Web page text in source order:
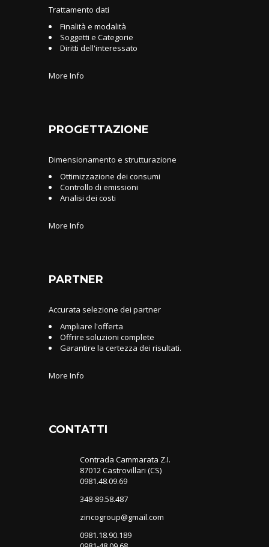
Trattamento dati
Finalità e modalità
Soggetti e Categorie
Diritti dell'interessato
More Info
PROGETTAZIONE
Dimensionamento e strutturazione
Ottimizzazione dei consumi
Controllo di emissioni
Analisi dei costi
More Info
PARTNER
Accurata selezione dei partner
Ampliare l'offerta
Offrire soluzioni complete
Garantire la certezza dei risultati.
More Info
CONTATTI
Contrada Cammarata Z.I.
87012 Castrovillari (CS)
0981.48.09.69
348-89.58.487
zincogroup@gmail.com
0981.18.90.189